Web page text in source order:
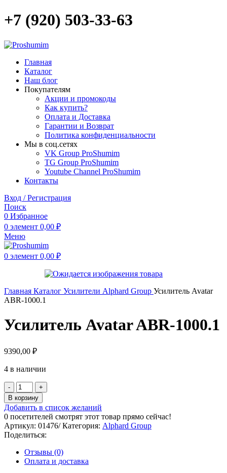
+7 (920) 503-33-63
Главная
Каталог
Наш блог
Покупателям
Акции и промокоды
Как купить?
Оплата и Доставка
Гарантии и Возврат
Политика конфиденциальности
Мы в соц.сетях
VK Group ProShumim
TG Group ProShumim
Youtube Channel ProShumim
Контакты
Вход / Регистрация
Поиск
0 Избранное
0 элемент 0,00 ₽
Меню
0 элемент 0,00 ₽
Главная Каталог Усилители Alphard Group Усилитель Avatar
ABR-1000.1
Усилитель Avatar ABR-1000.1
9390,00 ₽
4 в наличии
В корзину
Добавить в список желаний
0 посетителей смотрят этот товар прямо сейчас!
Артикул: 01476/Категория: Alphard Group
Поделиться:
Отзывы (0)
Оплата и доставка